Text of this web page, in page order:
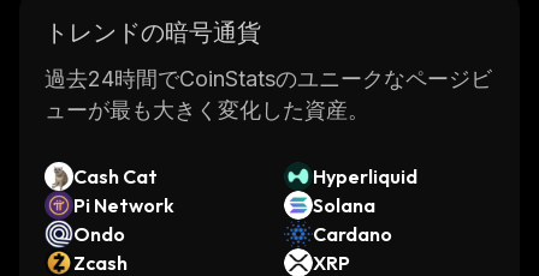
トレンドの暗号通貨
過去24時間でCoinStatsのユニークなページビ
ューが最も大きく変化した資産。
Cash Cat
Hyperliquid
Pi Network
Solana
Ondo
Cardano
Zcash
XRP